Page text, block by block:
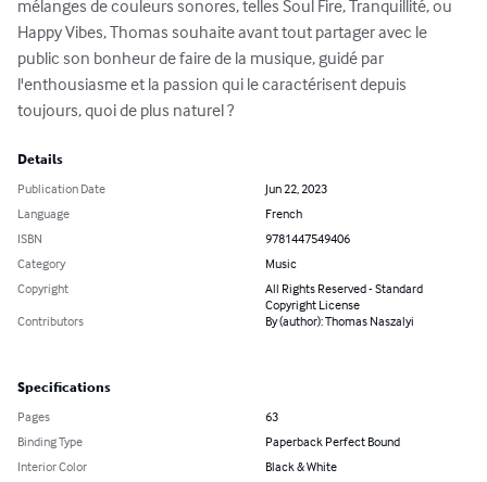
mélanges de couleurs sonores, telles Soul Fire, Tranquillité, ou
Happy Vibes, Thomas souhaite avant tout partager avec le
public son bonheur de faire de la musique, guidé par
l'enthousiasme et la passion qui le caractérisent depuis
toujours, quoi de plus naturel ?
Details
Publication Date
Jun 22, 2023
Language
French
ISBN
9781447549406
Category
Music
Copyright
All Rights Reserved - Standard
Copyright License
Contributors
By (author): Thomas Naszalyi
Specifications
Pages
63
Binding Type
Paperback Perfect Bound
Interior Color
Black & White